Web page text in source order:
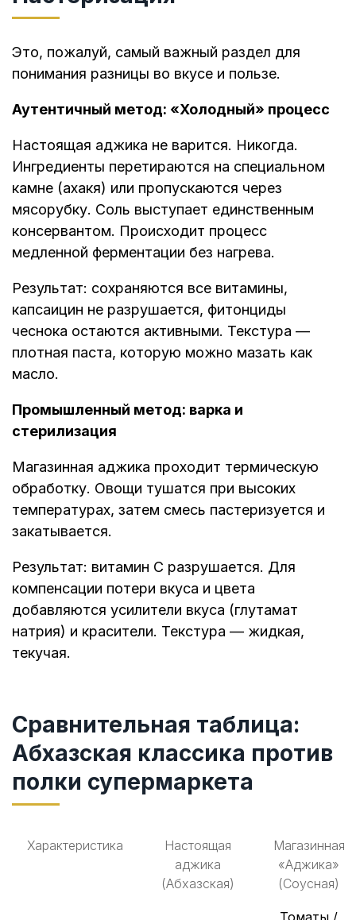
Это, пожалуй, самый важный раздел для
понимания разницы во вкусе и пользе.
Аутентичный метод: «Холодный» процесс
Настоящая аджика не варится. Никогда.
Ингредиенты перетираются на специальном
камне (ахакя) или пропускаются через
мясорубку. Соль выступает единственным
консервантом. Происходит процесс
медленной ферментации без нагрева.
Результат: сохраняются все витамины,
капсаицин не разрушается, фитонциды
чеснока остаются активными. Текстура —
плотная паста, которую можно мазать как
масло.
Промышленный метод: варка и
стерилизация
Магазинная аджика проходит термическую
обработку. Овощи тушатся при высоких
температурах, затем смесь пастеризуется и
закатывается.
Результат: витамин С разрушается. Для
компенсации потери вкуса и цвета
добавляются усилители вкуса (глутамат
натрия) и красители. Текстура — жидкая,
текучая.
Сравнительная таблица:
Абхазская классика против
полки супермаркета
Характеристика
Настоящая
аджика
(Абхазская)
Магазинная
«Аджика»
(Соусная)